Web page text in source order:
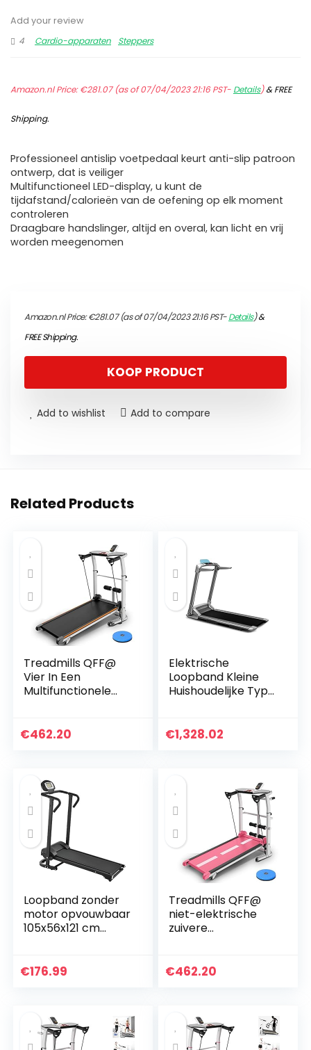
Add your review
4
Cardio-apparaten Steppers
Amazon.nl Price:€281.07(as of 07/04/2023 21:16 PST- Details)&FREE
Shipping.
Professioneel antislip voetpedaal keurt anti-slip patroon
ontwerp, dat is veiliger
Multifunctioneel LED-display, u kunt de
tijdafstand/calorieën van de oefening op elk moment
controleren
Draagbare handslinger, altijd en overal, kan licht en vrij
worden meegenomen
Amazon.nl Price:€281.07(as of 07/04/2023 21:16 PST-Details)&
FREE Shipping.
KOOP PRODUCT
Add to wishlist Add to compare
Related Products
Treadmills QFF@
Vier In Een
Multifunctionele
Mini Vouwen
€462.20
Elektrische
Loopband Kleine
Huishoudelijke Type
Loopband Ultra-stil
€1,328.02
Loopband zonder
motor opvouwbaar
105x56x121 cm
€176.99
Treadmills QFF@
niet-elektrische
zuivere
multifunctionele
€462.20